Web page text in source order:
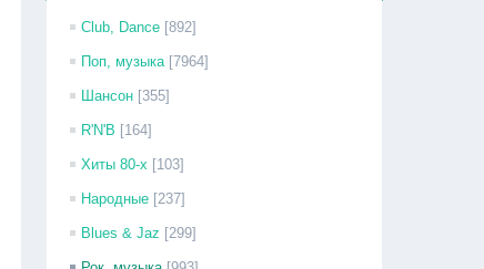
Club, Dance [892]
Поп, музыка [7964]
Шансон [355]
R'N'B [164]
Хиты 80-х [103]
Народные [237]
Blues & Jaz [299]